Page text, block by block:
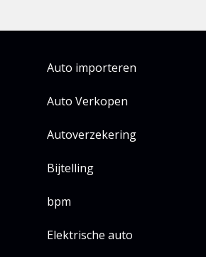
Auto importeren
Auto Verkopen
Autoverzekering
Bijtelling
bpm
Elektrische auto